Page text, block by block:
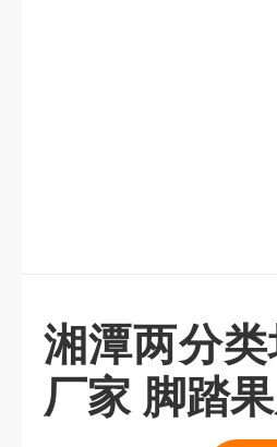
湘潭两分
厂家 脚踏